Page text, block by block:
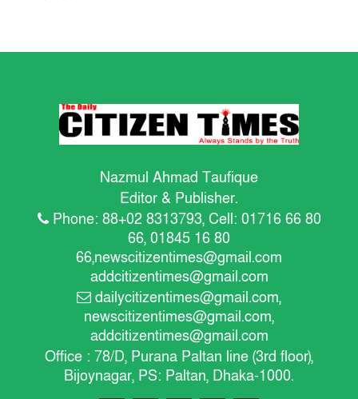
Nazmul Ahmad Taufique
Editor & Publisher.
Phone: 88+02 8313793, Cell: 01716 66 80
66, 01845 16 80
66,newscitizentimes@gmail.com
addcitizentimes@gmail.com
dailycitizentimes@gmail.com,
newscitizentimes@gmail.com,
addcitizentimes@gmail.com
Office : 78/D, Purana Paltan line (3rd floor),
Bijoynagar, PS: Paltan, Dhaka-1000.